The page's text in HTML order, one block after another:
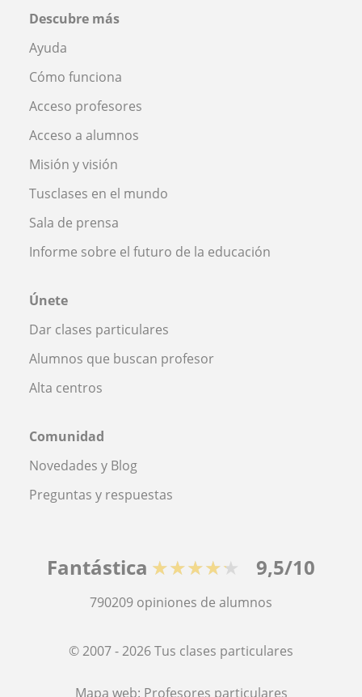
Descubre más
Ayuda
Cómo funciona
Acceso profesores
Acceso a alumnos
Misión y visión
Tusclases en el mundo
Sala de prensa
Informe sobre el futuro de la educación
Únete
Dar clases particulares
Alumnos que buscan profesor
Alta centros
Comunidad
Novedades y Blog
Preguntas y respuestas
Fantástica ★★★★★ 9,5/10
790209 opiniones de alumnos
© 2007 - 2026 Tus clases particulares
Mapa web: Profesores particulares